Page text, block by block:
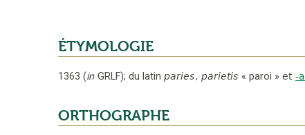
ÉTYMOLOGIE
1363 (in GRLF); du latin paries, parietis « paroi » et -al
ORTHOGRAPHE